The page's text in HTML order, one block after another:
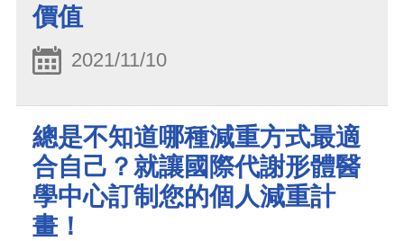
價值
2021/11/10
總是不知道哪種減重方式最適
合自己？就讓國際代謝形體醫
學中心訂制您的個人減重計
畫！